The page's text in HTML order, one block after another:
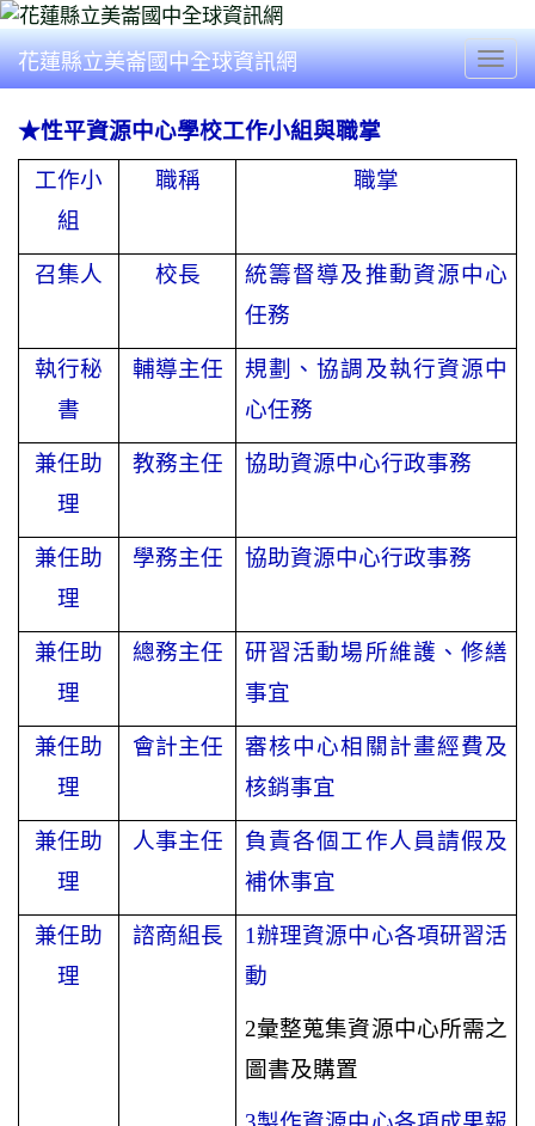
花蓮縣立美崙國中全球資訊網
★性平資源中心學校工作小組與職掌
工作小
組
職稱 職掌
召集人 校長
統籌督導及推動資源中心
任務
執行秘
書
輔導主任
規劃、協調及執行資源中
心任務
兼任助
理
教務主任 協助資源中心行政事務
兼任助
理
學務主任 協助資源中心行政事務
兼任助
理
總務主任
研習活動場所維護、修繕
事宜
兼任助
理
會計主任
審核中心相關計畫經費及
核銷事宜
兼任助
理
人事主任
負責各個工作人員請假及
補休事宜
兼任助
理
諮商組長 1辦理資源中心各項研習活
動
2彙整蒐集資源中心所需之
圖書及購置